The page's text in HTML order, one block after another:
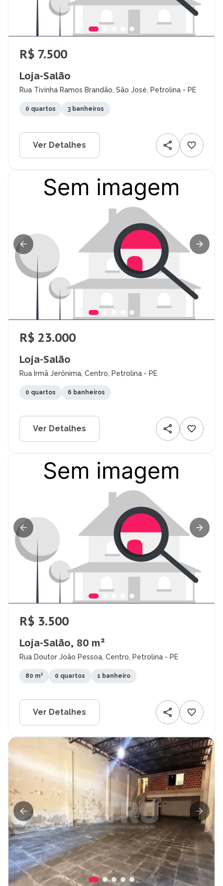
R$ 7.500
Loja-Salão
Rua Tivinha Ramos Brandão, São José, Petrolina - PE
0 quartos 3 banheiros
Ver Detalhes
R$ 23.000
Loja-Salão
Rua Irmã Jerônima, Centro, Petrolina - PE
0 quartos 6 banheiros
Ver Detalhes
R$ 3.500
Loja-Salão, 80 m²
Rua Doutor João Pessoa, Centro, Petrolina - PE
80 m² 0 quartos 1 banheiro
Ver Detalhes